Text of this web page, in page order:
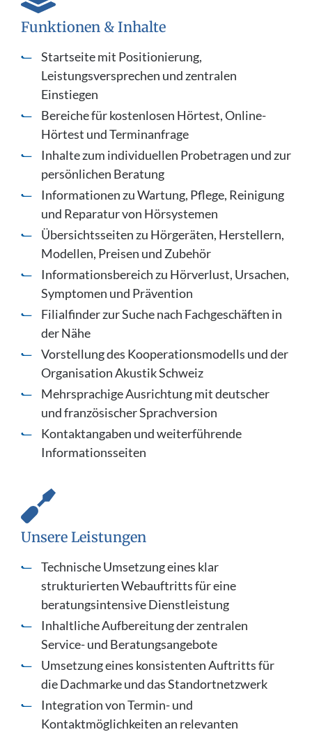
Funktionen & Inhalte
Startseite mit Positionierung,
Leistungsversprechen und zentralen
Einstiegen
Bereiche für kostenlosen Hörtest, Online-
Hörtest und Terminanfrage
Inhalte zum individuellen Probetragen und zur
persönlichen Beratung
Informationen zu Wartung, Pflege, Reinigung
und Reparatur von Hörsystemen
Übersichtsseiten zu Hörgeräten, Herstellern,
Modellen, Preisen und Zubehör
Informationsbereich zu Hörverlust, Ursachen,
Symptomen und Prävention
Filialfinder zur Suche nach Fachgeschäften in
der Nähe
Vorstellung des Kooperationsmodells und der
Organisation Akustik Schweiz
Mehrsprachige Ausrichtung mit deutscher
und französischer Sprachversion
Kontaktangaben und weiterführende
Informationsseiten
Unsere Leistungen
Technische Umsetzung eines klar
strukturierten Webauftritts für eine
beratungsintensive Dienstleistung
Inhaltliche Aufbereitung der zentralen
Service- und Beratungsangebote
Umsetzung eines konsistenten Auftritts für
die Dachmarke und das Standortnetzwerk
Integration von Termin- und
Kontaktmöglichkeiten an relevanten